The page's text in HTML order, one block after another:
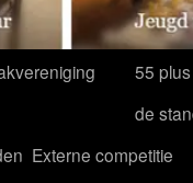
55
de
Externe competitie